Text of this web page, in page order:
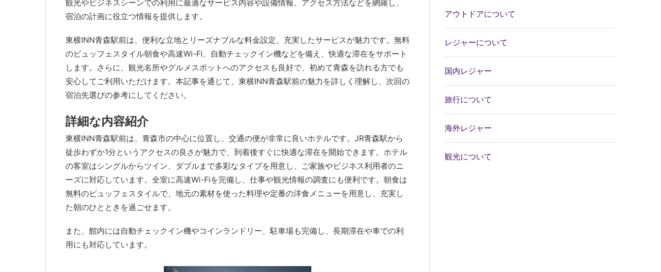
観光やビジネスシーンでの利用に最適なサービス内容や設備情報、アクセス方法などを網羅し、
宿泊の計画に役立つ情報を提供します。
東横INN青森駅前は、便利な立地とリーズナブルな料金設定、充実したサービスが魅力です。無料
のビュッフェスタイル朝食や高速Wi-Fi、自動チェックイン機などを備え、快適な滞在をサポート
します。さらに、観光名所やグルメスポットへのアクセスも良好で、初めて青森を訪れる方でも
安心してご利用いただけます。本記事を通じて、東横INN青森駅前の魅力を詳しく理解し、次回の
宿泊先選びの参考にしてください。
詳細な内容紹介
東横INN青森駅前は、青森市の中心に位置し、交通の便が非常に良いホテルです。JR青森駅から
徒歩わずか1分というアクセスの良さが魅力で、到着後すぐに快適な滞在を開始できます。ホテル
の客室はシングルからツイン、ダブルまで多彩なタイプを用意し、ご家族やビジネス利用者のニ
ーズに対応しています。全室に高速Wi-Fiを完備し、仕事や観光情報の調査にも便利です。朝食は
無料のビュッフェスタイルで、地元の素材を使った料理や定番の洋食メニューを用意し、充実し
た朝のひとときを過ごせます。
また、館内には自動チェックイン機やコインランドリー、駐車場も完備し、長期滞在や車での利
用にも対応しています。
アウトドアについて
レジャーについて
国内レジャー
旅行について
海外レジャー
観光について